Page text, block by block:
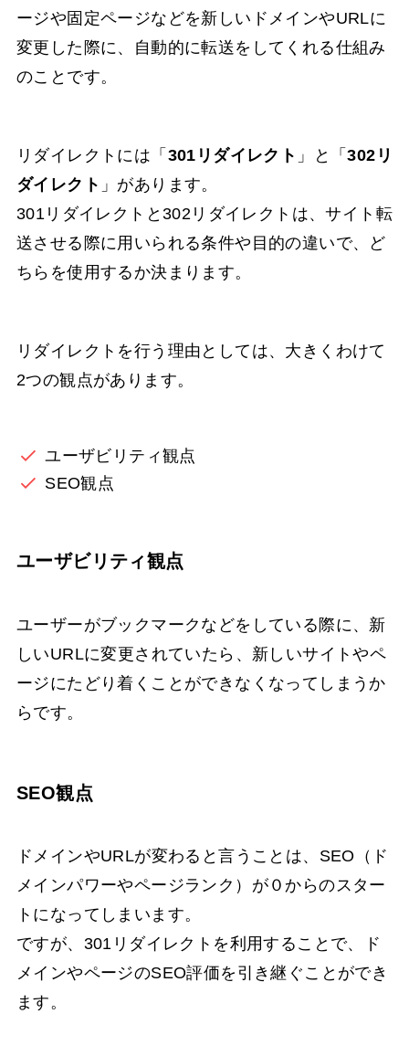
ージや固定ページなどを新しいドメインやURLに
変更した際に、自動的に転送をしてくれる仕組み
のことです。
リダイレクトには「 301リダイレクト 」と「302リ
ダイレクト 」があります。
301リダイレクトと302リダイレクトは、サイト転
送させる際に用いられる条件や目的の違いで、ど
ちらを使用するか決まります。
リダイレクトを行う理由としては、大きくわけて
2つの観点があります。
ユーザビリティ観点
SEO観点
ユーザビリティ観点
ユーザーがブックマークなどをしている際に、新
しいURLに変更されていたら、新しいサイトやペ
ージにたどり着くことができなくなってしまうか
らです。
SEO観点
ドメインやURLが変わると言うことは、SEO（ド
メインパワーやページランク）が０からのスター
トになってしまいます。
ですが、301リダイレクトを利用することで、ド
メインやページのSEO評価を引き継ぐことができ
ます。